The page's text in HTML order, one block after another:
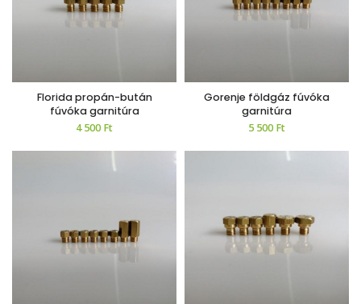
Florida propán-bután
fúvóka garnitúra
4 500Ft
Gorenje földgáz fúvóka
garnitúra
5 500Ft